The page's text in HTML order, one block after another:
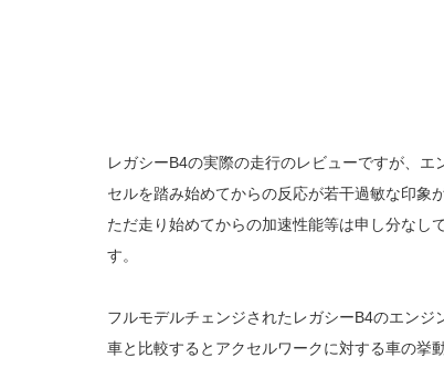
レガシーB4の実際の走行のレビューですが、
セルを踏み始めてからの反応が若干過敏な印象
ただ走り始めてからの加速性能等は申し分なし
す。
フルモデルチェンジされたレガシーB4のエン
車と比較するとアクセルワークに対する車の挙